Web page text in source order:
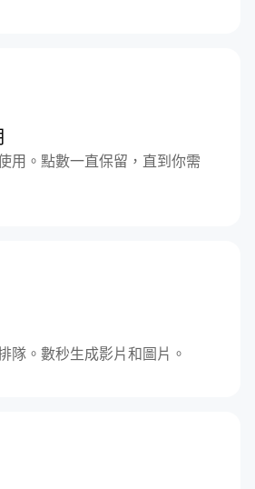
用。點數一直保留，直到你需
隊。數秒生成影片和圖片。